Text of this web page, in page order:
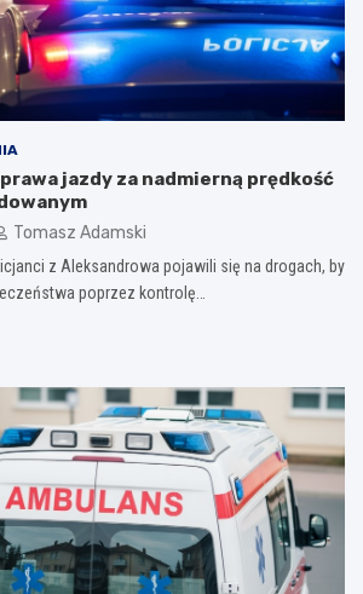
jazdy za nadmierną prędkość
Tomasz Adamski
z Aleksandrowa pojawili się na drogach, by
poprzez kontrolę…